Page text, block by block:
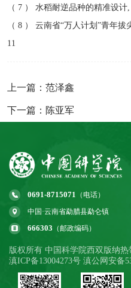
（ 7 ） 水稻耐逆品种的精准设
（ 8 ） 云南省“万人计划”青年
11
上一篇：范泽鑫
下一篇：陈亚军
0691-8715071 （电话）
中国·云南省勐腊县勐仑镇
666303 （邮政编码）
版权所有 中国科学院西双版纳热
滇ICP备13004273号 滇公网安备